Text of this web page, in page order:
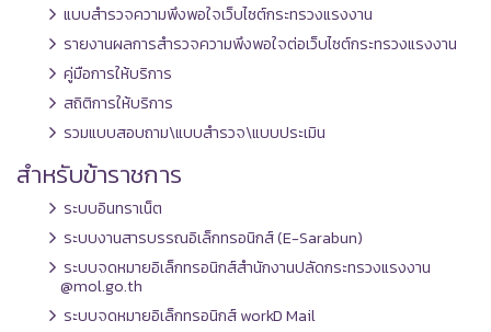
แบบสำรวจความพึงพอใจเว็บไซต์กระทรวงแรงงาน
รายงานผลการสำรวจความพึงพอใจต่อเว็บไซต์กระทรวงแรงงาน
คู่มือการให้บริการ
สถิติการให้บริการ
รวมแบบสอบถาม\แบบสำรวจ\แบบประเมิน
สำหรับข้าราชการ
ระบบอินทราเน็ต
ระบบงานสารบรรณอิเล็กทรอนิกส์ (E-Sarabun)
ระบบจดหมายอิเล็กทรอนิกส์สำนักงานปลัดกระทรวงแรงงาน
@mol.go.th
ระบบจดหมายอิเล็กทรอนิกส์ workD Mail